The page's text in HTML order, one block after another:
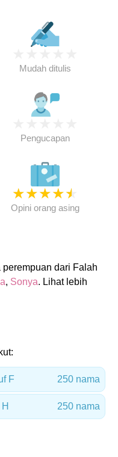
Mudah ditulis
Pengucapan
★★★★★
Opini orang asing
dari Falah
, Sonya. Lihat lebih
F 250 nama
250 nama